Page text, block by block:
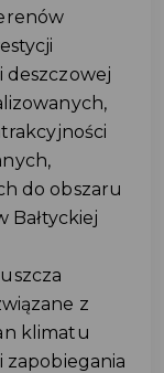
deszczowej
do obszaru
Bałtyckiej
z
klimatu
zapobiegania